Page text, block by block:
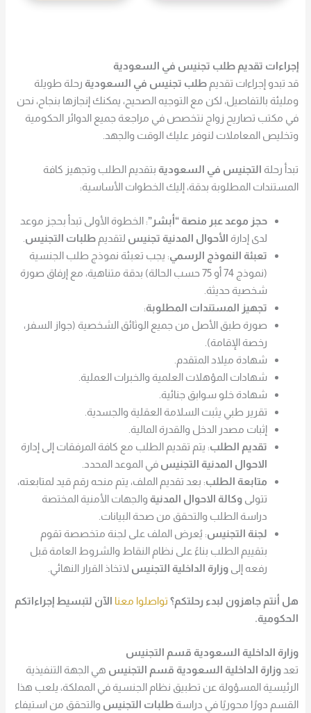
إجراءات تقديم طلب تجنيس في السعودية
قد تبدو إجراءات تقديمطلب تجنيس في السعودية رحلة طويلة
ومليئة بالتفاصيل، لكن مع التوجيه الصحيح، يمكنك إنجازها بنجاح، نحن
في مكتب تصاريح زواج نتخصص في مراجعة جميع الدوائر الحكومية
وتخليص المعاملات لنوفر عليك الوقت والجهد.
تبدأ رحلة التجنيس في السعودية بتقديم الطلب وتجهيز كافة
المستندات المطلوبة بدقة، إليك الخطوات الأساسية:
حجز موعد عبر منصة “أبشر”: الخطوة الأولى تبدأ بحجز موعد
لدى إدارة الأحوال المدنية تجنيس لتقديمطلبات التجنيس
تعبئة النموذج الرسمي: يجب تعبئة نموذج طلب الجنسية
(نموذج 74 أو 75 حسب الحالة) بدقة متناهية، مع إرفاق صورة
شخصية حديثة.
تجهيز المستندات المطلوبة:
صورة طبق الأصل من جميع الوثائق الشخصية (جواز السفر،
رخصة الإقامة).
شهادة ميلاد المتقدم.
شهادات المؤهلات العلمية والخبرات العملية.
شهادة خلو سوابق جنائية.
تقرير طبي يثبت السلامة العقلية والجسدية.
إثبات مصدر الدخل والقدرة المالية.
تقديم الطلب: يتم تقديم الطلب مع كافة المرفقات إلى إدارة
الاحوال المدنية التجنيس في الموعد المحدد.
متابعة الطلب: بعد تقديم الملف، يتم منحه رقم قيد لمتابعته،
تتولىوكالة الاحوال المدنية والجهات الأمنية المختصة
دراسة الطلب والتحقق من صحة البيانات.
لجنة التجنيس: يُعرض الملف على لجنة متخصصة تقوم
بتقييم الطلب بناءً على نظام النقاط والشروط العامة قبل
رفعه إلىوزارة الداخلية التجنيس لاتخاذ القرار النهائي.
هل أنتم جاهزون لبدء رحلتكم؟ تواصلوا معنا الآن لتبسيط إجراءاتكم
الحكومية.
وزارة الداخلية السعودية قسم التجنيس
تعدوزارة الداخلية السعودية قسم التجنيس هي الجهة التنفيذية
الرئيسية المسؤولة عن تطبيق نظام الجنسية في المملكة، يلعب هذا
القسم دورًا محوريًا في دراسةطلبات التجنيس والتحقق من استيفاء